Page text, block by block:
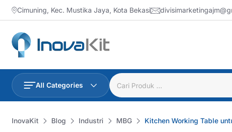
Skip
to
content
Cimuning, Kec. Mustika Jaya, Kota Bekasi
All Categories
InovaKit Blog Industri MBG Kitchen Working Table